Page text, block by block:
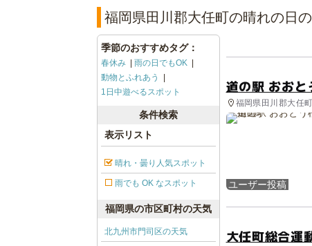
福岡県田川郡大任町の晴れの日
道の駅 おおと
福岡県田川郡大任
ユーザー投稿
大任町総合運
季節のおすすめタグ：
春休み
雨の日でもOK
動物とふれあう
1日中遊べるスポット
条件検索
表示リスト
晴れ・曇り人気スポット
雨でも OK なスポット
福岡県の市区町村の天気
北九州市門司区の天気